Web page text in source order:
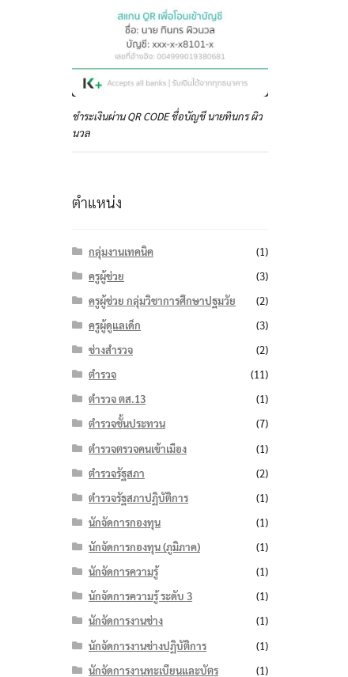
ชำระเงินผ่าน QR CODE ชื่อบัญชี นายทินกร ผิว
นวล
ตำแหน่ง
กลุ่มงานเทคนิค
(1)
ครูผู้ช่วย
(3)
ครูผู้ช่วย กลุ่มวิชาการศึกษาปฐมวัย
(2)
ครูผู้ดูแลเด็ก
(3)
ช่างสำรวจ
(2)
ตำรวจ
(11)
ตำรวจ ตส.13
(1)
ตำรวจชั้นประทวน
(7)
ตำรวจตรวจคนเข้าเมือง
(1)
ตำรวจรัฐสภา
(2)
ตำรวจรัฐสภาปฏิบัติการ
(1)
นักจัดการกองทุน
(1)
นักจัดการกองทุน (ภูมิภาค)
(1)
นักจัดการความรู้
(1)
นักจัดการความรู้ ระดับ 3
(1)
นักจัดการงานช่าง
(1)
นักจัดการงานช่างปฏิบัติการ
(1)
นักจัดการงานทะเบียนและบัตร
(1)